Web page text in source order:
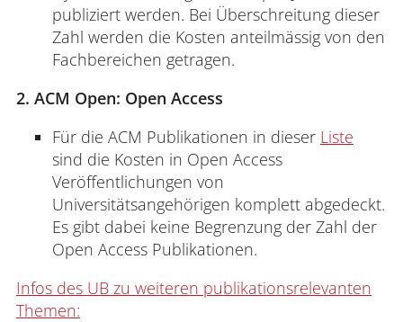
publiziert werden. Bei Überschreitung dieser
Zahl werden die Kosten anteilmässig von den
Fachbereichen getragen.
2. ACM Open: Open Access
Für die ACM Publikationen in dieser Liste
sind die Kosten in Open Access
Veröffentlichungen von
Universitätsangehörigen komplett abgedeckt.
Es gibt dabei keine Begrenzung der Zahl der
Open Access Publikationen.
Infos des UB zu weiteren publikationsrelevanten
Themen: